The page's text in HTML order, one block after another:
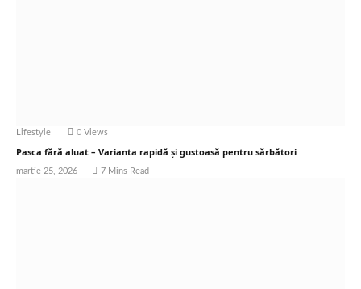
Lifestyle 0 Views
Pasca fără aluat – Varianta rapidă și gustoasă pentru sărbători
martie 25, 2026 7 Mins Read